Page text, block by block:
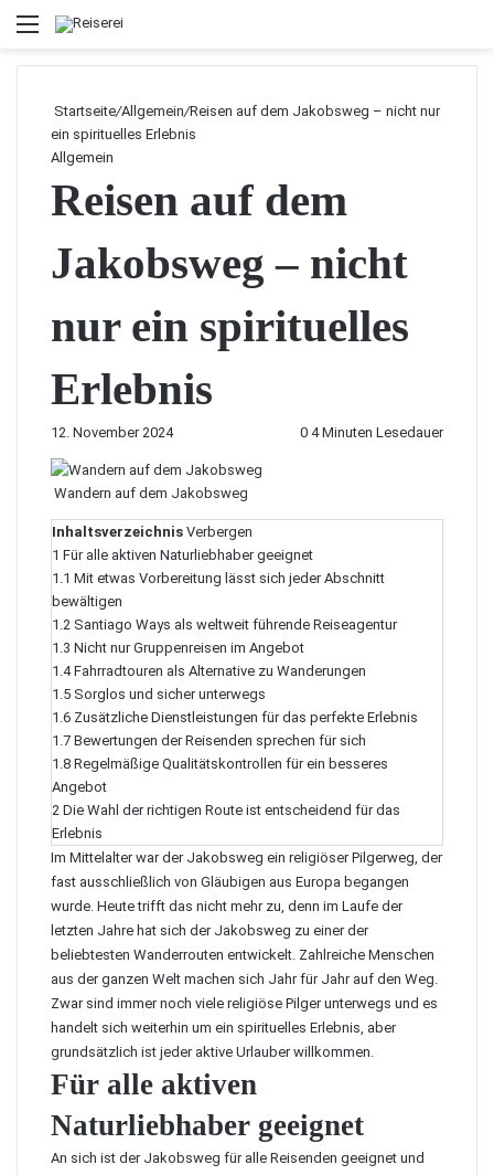
Menü
Startseite/Allgemein/Reisen auf dem Jakobsweg – nicht nur
ein spirituelles Erlebnis
Allgemein
Reisen auf dem
Jakobsweg – nicht
nur ein spirituelles
Erlebnis
12. November 2024 0 4 Minuten Lesedauer
Wandern auf dem Jakobsweg
Inhaltsverzeichnis Verbergen
1 Für alle aktiven Naturliebhaber geeignet
1.1 Mit etwas Vorbereitung lässt sich jeder Abschnitt
bewältigen
1.2 Santiago Ways als weltweit führende Reiseagentur
1.3 Nicht nur Gruppenreisen im Angebot
1.4 Fahrradtouren als Alternative zu Wanderungen
1.5 Sorglos und sicher unterwegs
1.6 Zusätzliche Dienstleistungen für das perfekte Erlebnis
1.7 Bewertungen der Reisenden sprechen für sich
1.8 Regelmäßige Qualitätskontrollen für ein besseres
Angebot
2 Die Wahl der richtigen Route ist entscheidend für das
Erlebnis
Im Mittelalter war der Jakobsweg ein religiöser Pilgerweg, der
fast ausschließlich von Gläubigen aus Europa begangen
wurde. Heute trifft das nicht mehr zu, denn im Laufe der
letzten Jahre hat sich der Jakobsweg zu einer der
beliebtesten Wanderrouten entwickelt. Zahlreiche Menschen
aus der ganzen Welt machen sich Jahr für Jahr auf den Weg.
Zwar sind immer noch viele religiöse Pilger unterwegs und es
handelt sich weiterhin um ein spirituelles Erlebnis, aber
grundsätzlich ist jeder aktive Urlauber willkommen.
Für alle aktiven
Naturliebhaber geeignet
An sich ist der Jakobsweg für alle Reisenden geeignet und